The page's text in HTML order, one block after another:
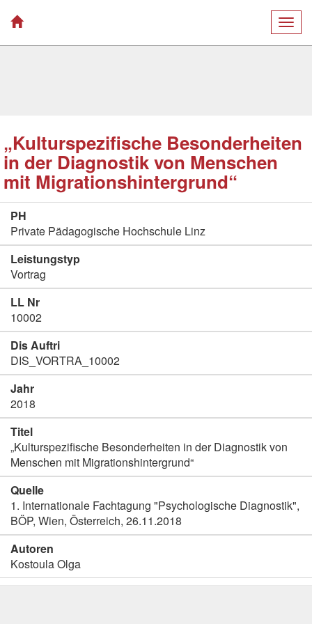
„Kulturspezifische Besonderheiten
in der Diagnostik von Menschen
mit Migrationshintergrund“
PH
Private Pädagogische Hochschule Linz
Leistungstyp
Vortrag
LL Nr
10002
Dis Auftri
DIS_VORTRA_10002
Jahr
2018
Titel
„Kulturspezifische Besonderheiten in der Diagnostik von
Menschen mit Migrationshintergrund“
Quelle
1. Internationale Fachtagung "Psychologische Diagnostik",
BÖP, Wien, Österreich, 26.11.2018
Autoren
Kostoula Olga